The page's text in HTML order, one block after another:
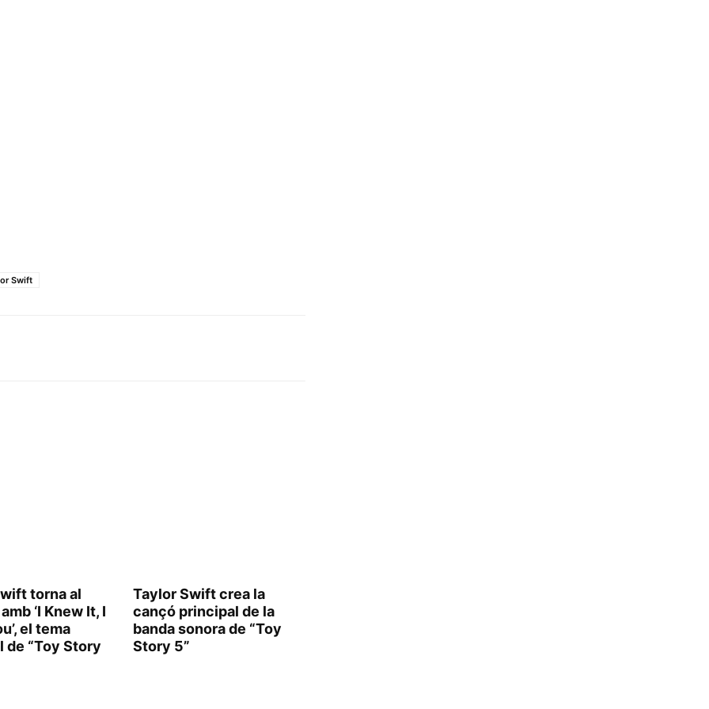
Swift
torna al
‘I Knew It, I
el tema
de “Toy Story
Taylor Swift crea la
cançó principal de la
banda sonora de “Toy
Story 5”